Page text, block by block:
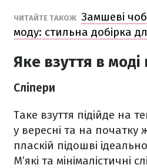
ЧИТАЙТЕ ТАКОЖ Замшеві
моду: стильна добірка
Яке взуття в моді
Сліпери
Таке взуття підійде на
у вересні та на початку
пласкій підошві
М’які та мінімалістичні